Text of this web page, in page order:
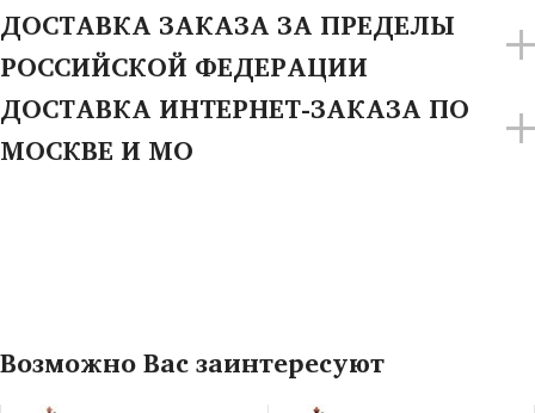
ДОСТАВКА ЗАКАЗА ЗА ПРЕДЕЛЫ
РОССИЙСКОЙ ФЕДЕРАЦИИ
ДОСТАВКА ИНТЕРНЕТ-ЗАКАЗА ПО
МОСКВЕ И МО
Возможно Вас заинтересуют